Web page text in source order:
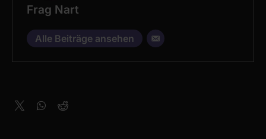
Frag Nart
Alle Beiträge ansehen